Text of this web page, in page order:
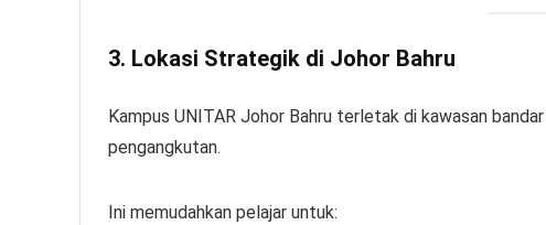
3. Lokasi Strategik di Johor Bahru
Kampus UNITAR Johor Bahru terletak di kawasan
pengangkutan.
Ini memudahkan pelajar untuk: